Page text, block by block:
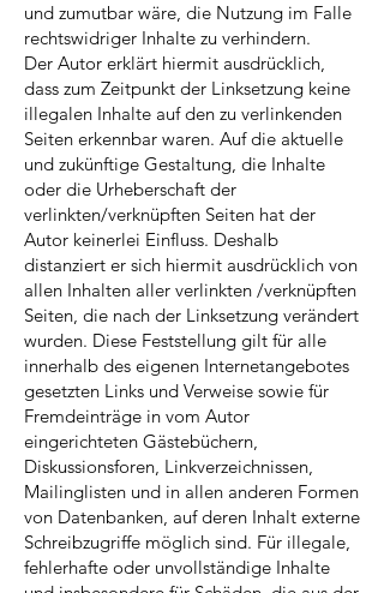
und zumutbar wäre, die Nutzung im Falle
rechtswidriger Inhalte zu verhindern.
Der Autor erklärt hiermit ausdrücklich,
dass zum Zeitpunkt der Linksetzung keine
illegalen Inhalte auf den zu verlinkenden
Seiten erkennbar waren. Auf die aktuelle
und zukünftige Gestaltung, die Inhalte
oder die Urheberschaft der
verlinkten/verknüpften Seiten hat der
Autor keinerlei Einfluss. Deshalb
distanziert er sich hiermit ausdrücklich von
allen Inhalten aller verlinkten /verknüpften
Seiten, die nach der Linksetzung verändert
wurden. Diese Feststellung gilt für alle
innerhalb des eigenen Internetangebotes
gesetzten Links und Verweise sowie für
Fremdeinträge in vom Autor
eingerichteten Gästebüchern,
Diskussionsforen, Linkverzeichnissen,
Mailinglisten und in allen anderen Formen
von Datenbanken, auf deren Inhalt externe
Schreibzugriffe möglich sind. Für illegale,
fehlerhafte oder unvollständige Inhalte